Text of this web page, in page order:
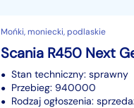
Mońki, moniecki, podlaskie
Scania R450 Next
Stan techniczny: sprawny
Przebieg: 940000
Rodzaj ogłoszenia: